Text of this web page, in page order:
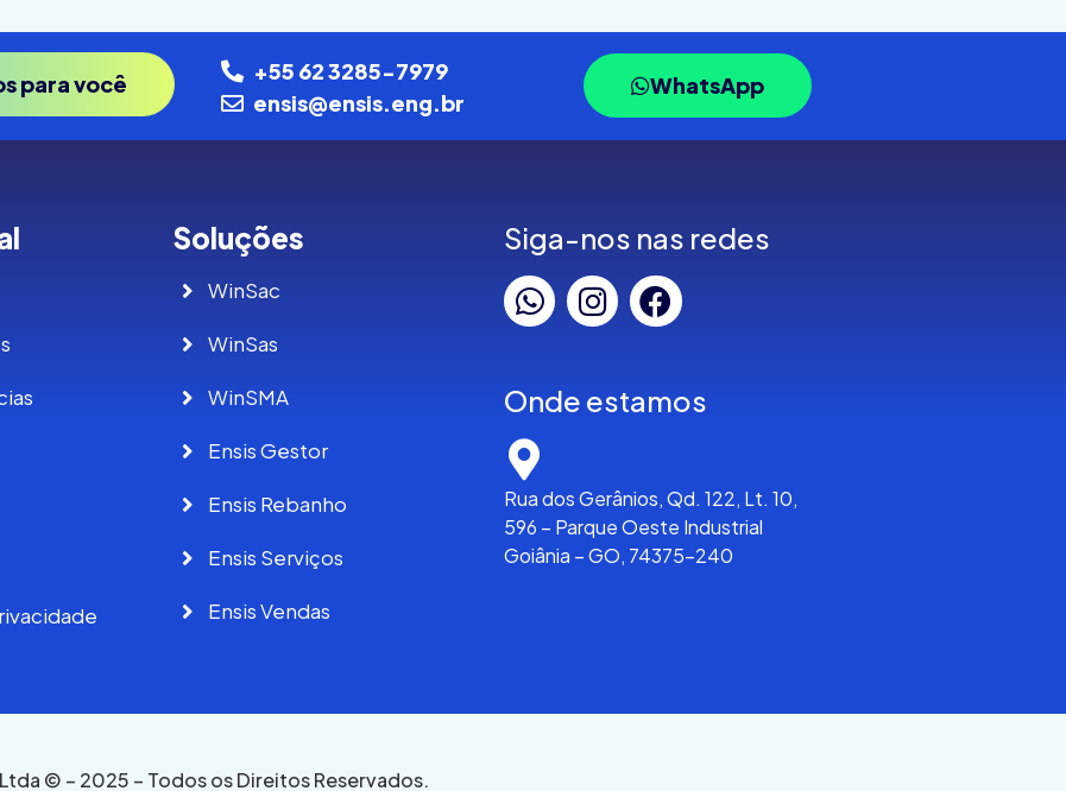
para você
+55 62 3285-7979
ensis@ensis.eng.br
WhatsApp
Soluções
WinSac
WinSas
WinSMA
Ensis Gestor
Ensis Rebanho
Ensis Serviços
Ensis Vendas
Siga-nos nas redes
Onde estamos
Rua dos Gerânios, Qd. 122, Lt. 10,
596 – Parque Oeste Industrial
Goiânia – GO, 74375-240
Ltda © – 2025 – Todos os Direitos Reservados.